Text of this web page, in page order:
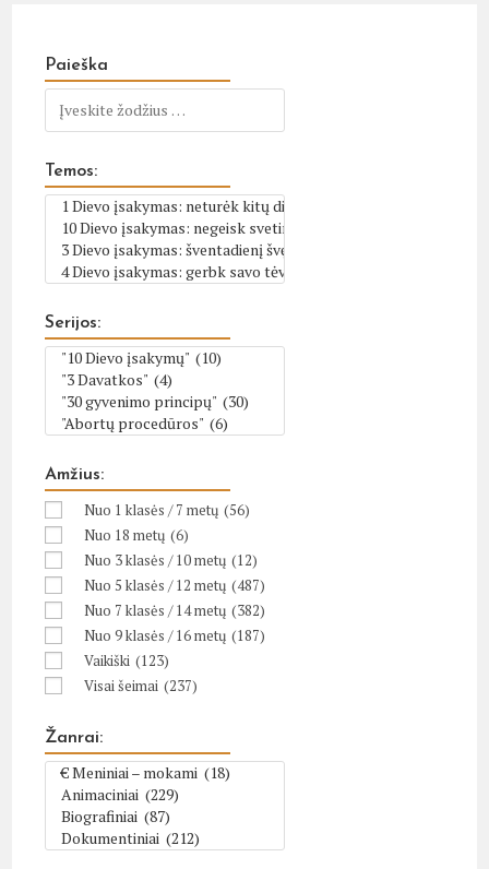
Paieška
Temos:
Serijos:
Amžius:
Nuo 1 klasės / 7 metų (56)
Nuo 18 metų (6)
Nuo 3 klasės / 10 metų (12)
Nuo 5 klasės / 12 metų (487)
Nuo 7 klasės / 14 metų (382)
Nuo 9 klasės / 16 metų (187)
Vaikiški (123)
Visai šeimai (237)
Žanrai: